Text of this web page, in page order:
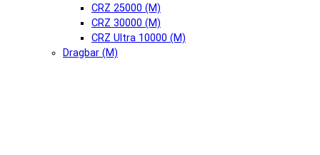
CRZ 25000 (М)
CRZ 30000 (М)
CRZ Ultra 10000 (М)
Dragbar (М)